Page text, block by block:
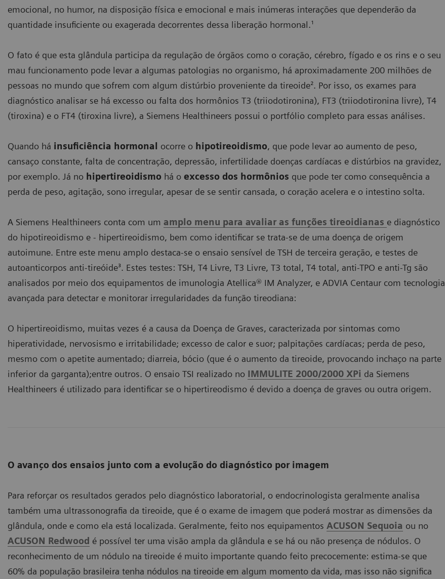
emocional, no humor, na disposição física e emocional e mais inúmeras interações que dependerão da
quantidade insuficiente ou exagerada decorrentes dessa liberação hormonal.¹
O fato é que esta glândula participa da regulação de órgãos como o coração, cérebro, fígado e os rins e o seu
mau funcionamento pode levar a algumas patologias no organismo, há aproximadamente 200 milhões de
pessoas no mundo que sofrem com algum distúrbio proveniente da tireoide². Por isso, os exames para
diagnóstico analisar se há excesso ou falta dos hormônios T3 (triiodotironina), FT3 (triiodotironina livre), T4
(tiroxina) e o FT4 (tiroxina livre), a Siemens Healthineers possui o portfólio completo para essas análises.
Quando há insuficiência hormonal ocorre o hipotireoidismo, que pode levar ao aumento de peso,
cansaço constante, falta de concentração, depressão, infertilidade doenças cardíacas e distúrbios na gravidez,
por exemplo. Já no hipertireoidismo há o excesso dos hormônios que pode ter como consequência a
perda de peso, agitação, sono irregular, apesar de se sentir cansada, o coração acelera e o intestino solta.
A Siemens Healthineers conta com um amplo menu para avaliar as funções tireoidianas e diagnóstico
do hipotireoidismo e - hipertireoidismo, bem como identificar se trata-se de uma doença de origem
autoimune. Entre este menu amplo destaca-se o ensaio sensível de TSH de terceira geração, e testes de
autoanticorpos anti-tireóide³. Estes testes: TSH, T4 Livre, T3 Livre, T3 total, T4 total, anti-TPO e anti-Tg são
analisados por meio dos equipamentos de imunologia Atellica® IM Analyzer, e ADVIA Centaur com tecnologia
avançada para detectar e monitorar irregularidades da função tireodiana:
O hipertireoidismo, muitas vezes é a causa da Doença de Graves, caracterizada por sintomas como
hiperatividade, nervosismo e irritabilidade; excesso de calor e suor; palpitações cardíacas; perda de peso,
mesmo com o apetite aumentado; diarreia, bócio (que é o aumento da tireoide, provocando inchaço na parte
inferior da garganta);entre outros. O ensaio TSI realizado no IMMULITE 2000/2000 XPi da Siemens
Healthineers é utilizado para identificar se o hipertireodismo é devido a doença de graves ou outra origem.
O avanço dos ensaios junto com a evolução do diagnóstico por imagem
Para reforçar os resultados gerados pelo diagnóstico laboratorial, o endocrinologista geralmente analisa
também uma ultrassonografia da tireoide, que é o exame de imagem que poderá mostrar as dimensões da
glândula, onde e como ela está localizada. Geralmente, feito nos equipamentos ACUSON Sequoia ou no
ACUSON Redwood é possível ter uma visão ampla da glândula e se há ou não presença de nódulos. O
reconhecimento de um nódulo na tireoide é muito importante quando feito precocemente: estima-se que
60% da população brasileira tenha nódulos na tireoide em algum momento da vida, mas isso não significa